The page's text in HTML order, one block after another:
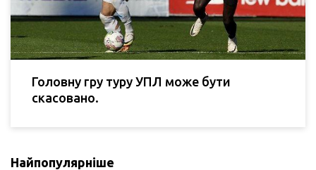
Головну гру туру УПЛ може бути
скасовано.
Найпопулярніше